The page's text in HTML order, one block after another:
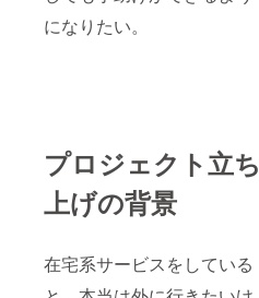
になりたい。
プロジェクト立ち
上げの背景
在宅系サービスをしている